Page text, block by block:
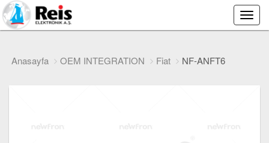
Main
Menu
Anasayfa OEM INTEGRATION Fiat NF-ANFT6